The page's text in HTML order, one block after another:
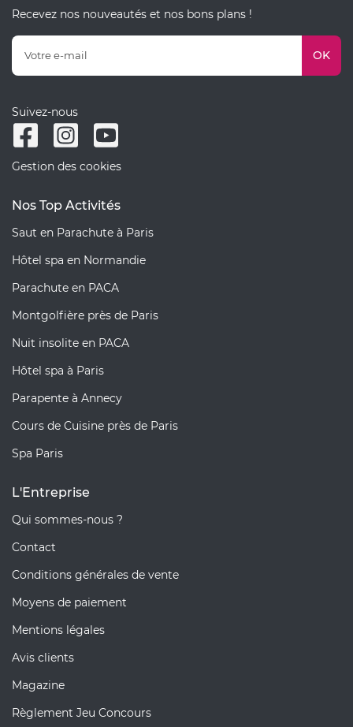
Recevez nos nouveautés et nos bons plans !
OK
Suivez-nous
Gestion des cookies
Nos Top Activités
Saut en Parachute à Paris
Hôtel spa en Normandie
Parachute en PACA
Montgolfière près de Paris
Nuit insolite en PACA
Hôtel spa à Paris
Parapente à Annecy
Cours de Cuisine près de Paris
Spa Paris
L'Entreprise
Qui sommes-nous ?
Contact
Conditions générales de vente
Moyens de paiement
Mentions légales
Avis clients
Magazine
Règlement Jeu Concours